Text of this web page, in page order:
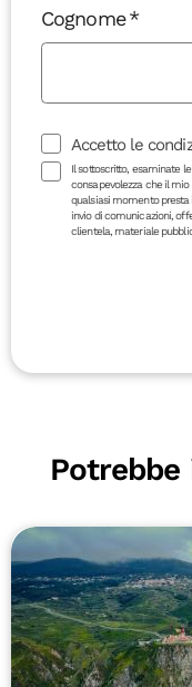
Cognome
Accetto le
Il sottoscritto, esaminate
consapevolezza che il
qualsiasi momento presta
invio di comunicazioni,
clientela, materiale